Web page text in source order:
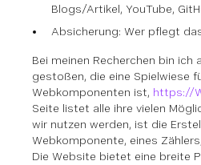
Blogs/Artikel, YouTube,
Absicherung: Wer pflegt
Bei meinen Recherchen bin ich
gestoßen, die eine Spielwiese
Webkomponenten ist, https://
Seite listet alle ihre vielen
wir nutzen werden, ist die
Webkomponente, eines
Die Website bietet eine breite